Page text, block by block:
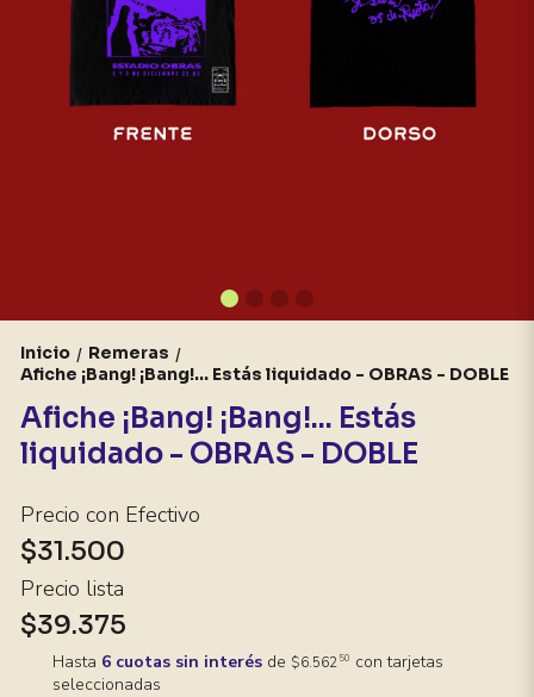
Inicio / Remeras /
Afiche ¡Bang! ¡Bang!... Estás liquidado - OBRAS - DOBLE
Afiche ¡Bang! ¡Bang!... Estás
liquidado - OBRAS - DOBLE
Precio con Efectivo
$31.500
Precio lista
$39.375
Hasta 6 cuotas sin interésde $6.562 50 con tarjetas
seleccionadas